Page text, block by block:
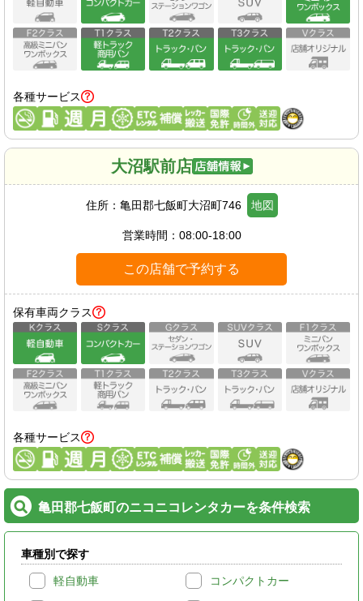
各種サービス
大沼駅前店
住所： 亀田郡七飯町大沼町746 地図
営業時間： 08:00-18:00
この店舗で予約する
保有車両クラス
各種サービス
亀田郡七飯町のニコニコレンタカーを条件検索
車種別で探す
軽自動車 コンパクトカー